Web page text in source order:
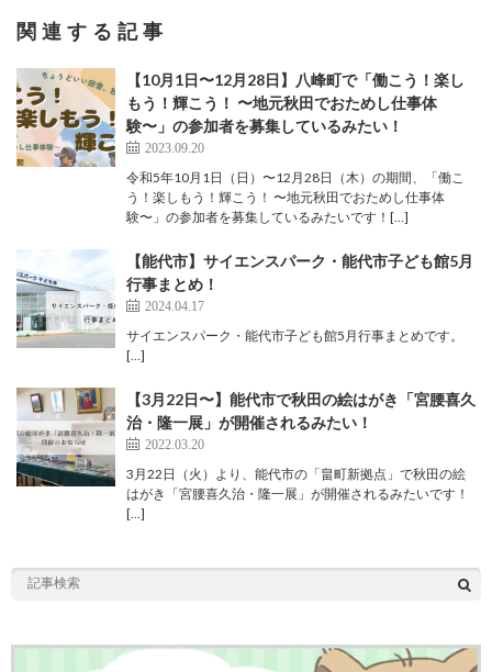
関連する記事
【10月1日〜12月28日】八峰町で「働こう！楽し
もう！輝こう！ 〜地元秋田でおためし仕事体
験〜」の参加者を募集しているみたい！
2023.09.20
令和5年10月1日（日）〜12月28日（木）の期間、「働こ
う！楽しもう！輝こう！ 〜地元秋田でおためし仕事体
験〜」の参加者を募集しているみたいです！[…]
【能代市】サイエンスパーク・能代市子ども館5月
行事まとめ！
2024.04.17
サイエンスパーク・能代市子ども館5月行事まとめです。
[…]
【3月22日〜】能代市で秋田の絵はがき「宮腰喜久
治・隆一展」が開催されるみたい！
2022.03.20
3月22日（火）より、能代市の「畠町新拠点」で秋田の絵
はがき「宮腰喜久治・隆一展」が開催されるみたいです！
[…]